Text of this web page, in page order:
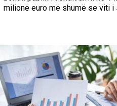
milionë euro më shumë se viti i